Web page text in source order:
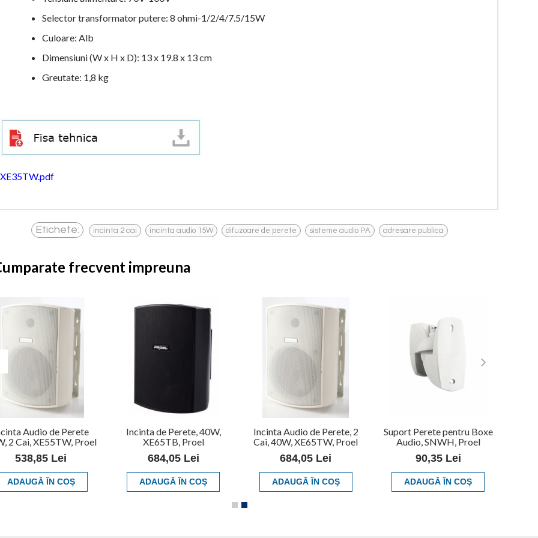
Selector transformator putere: 8 ohmi-1/2/4/7.5/15W
Culoare: Alb
Dimensiuni (W x H x D): 13 x 19.8 x 13 cm
Greutate: 1,8 kg
XE35TW.pdf
Etichete: incinta 2 cai incinta audio 15W difuzoare de perete sisteme audio PA adresare publica
frecvent impreuna
Audio de Perete
2 Cai, XE55TW, Proel
538,85 Lei
ADAUGĂ ÎN COŞ
Incinta de Perete, 40W,
XE65TB, Proel
684,05 Lei
ADAUGĂ ÎN COŞ
Incinta Audio de Perete, 2
Cai, 40W, XE65TW, Proel
684,05 Lei
ADAUGĂ ÎN COŞ
Suport Perete pentru Boxe
Audio, SNWH, Proel
90,35 Lei
ADAUGĂ ÎN COŞ